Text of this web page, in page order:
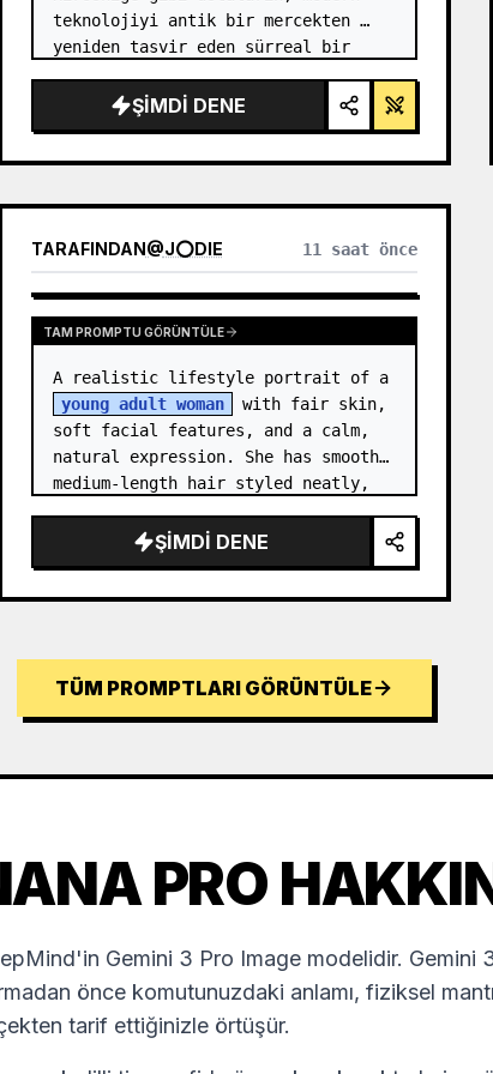
teknolojiyi antik bir mercekten
yeniden tasvir eden sürreal bir
ŞIMDI DENE
TARAFINDAN@J⭕DIE 11 saat önce
TAM PROMPTU GÖRÜNTÜLE
A realistic lifestyle portrait of a
young adult woman
with fair skin,
soft facial features, and a calm,
natural expression. She has smooth
medium-length hair styled neatly,
appearance. …ŞIMDI DENE
TÜM PROMPTLARI GÖRÜNTÜLE
PRO
Gemini 3 Pro Image modelidir. Gemini 3
önce komutunuzdaki anlamı, fiziksel
tarif ettiğinizle örtüşür.